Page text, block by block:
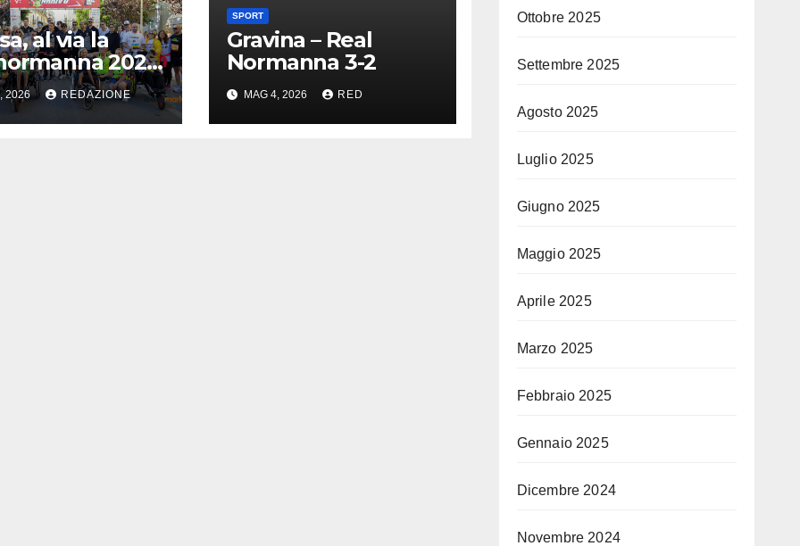
al via la
2026
Villaggio della
2026 REDAZIONE
SPORT
Gravina – Real
Normanna 3-2
MAG 4, 2026 RED
Ottobre 2025
Settembre 2025
Agosto 2025
Luglio 2025
Giugno 2025
Maggio 2025
Aprile 2025
Marzo 2025
Febbraio 2025
Gennaio 2025
Dicembre 2024
Novembre 2024